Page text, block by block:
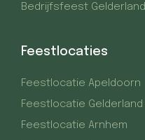
Bedrijfsfeest Gelderland
Feestlocaties
Feestlocatie Apeldoorn
Feestlocatie Gelderland
Feestlocatie Arnhem